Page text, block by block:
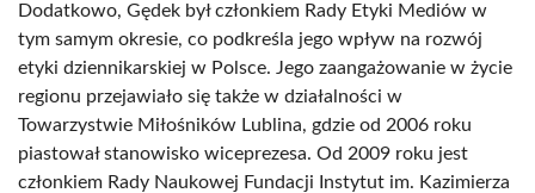
Dodatkowo, Gędek był członkiem Rady Etyki Mediów w
tym samym okresie, co podkreśla jego wpływ na rozwój
etyki dziennikarskiej w Polsce. Jego zaangażowanie w życie
regionu przejawiało się także w działalności w
Towarzystwie Miłośników Lublina, gdzie od 2006 roku
piastował stanowisko wiceprezesa. Od 2009 roku jest
członkiem Rady Naukowej Fundacji Instytut im. Kazimierza